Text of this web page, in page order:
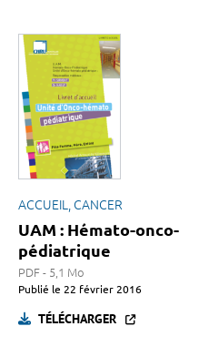
ACCUEIL, CANCER
UAM : Hémato-onco-
pédiatrique
PDF - 5,1 Mo
Publié le 22 février 2016
TÉLÉCHARGER